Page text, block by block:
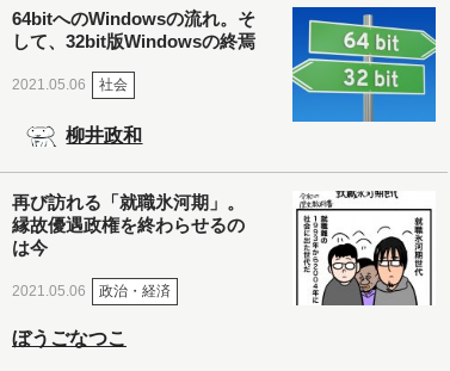
64bitへのWindowsの流れ。そ
して、32bit版Windowsの終焉
2021.05.06 社会
柳井政和
再び訪れる「就職氷河期」。
縁故優遇政権を終わらせるの
は今
2021.05.06 政治・経済
ぼうごなつこ